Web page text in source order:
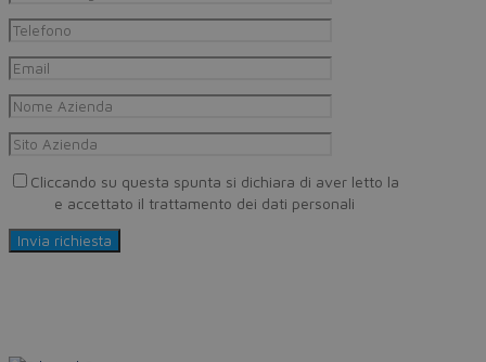
Cliccando su questa spunta si dichiara di aver letto la
e accettato il trattamento dei dati personali